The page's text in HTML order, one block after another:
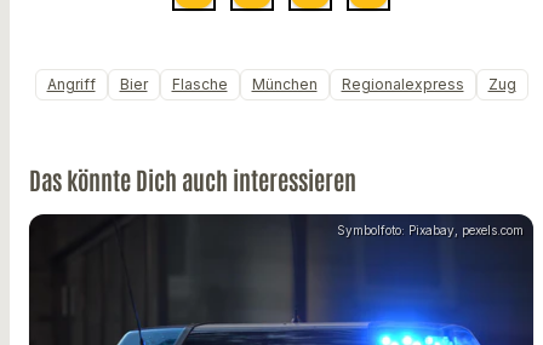
Angriff Bier Flasche München Regionalexpress Zug
Das könnte Dich auch interessieren
Symbolfoto: Pixabay, pexels.com